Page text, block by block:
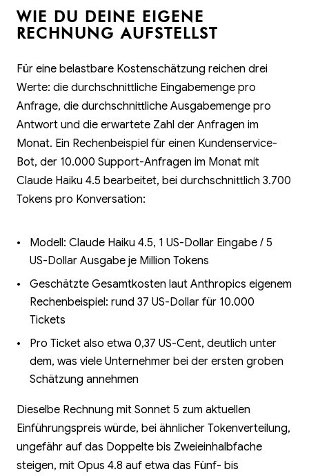
WIE DU DEINE EIGENE
RECHNUNG AUFSTELLST
Für eine belastbare Kostenschätzung reichen drei
Werte: die durchschnittliche Eingabemenge pro
Anfrage, die durchschnittliche Ausgabemenge pro
Antwort und die erwartete Zahl der Anfragen im
Monat. Ein Rechenbeispiel für einen Kundenservice-
Bot, der 10.000 Support-Anfragen im Monat mit
Claude Haiku 4.5 bearbeitet, bei durchschnittlich 3.700
Tokens pro Konversation:
Modell: Claude Haiku 4.5, 1 US-Dollar Eingabe / 5
US-Dollar Ausgabe je Million Tokens
Geschätzte Gesamtkosten laut Anthropics eigenem
Rechenbeispiel: rund 37 US-Dollar für 10.000
Tickets
Pro Ticket also etwa 0,37 US-Cent, deutlich unter
dem, was viele Unternehmer bei der ersten groben
Schätzung annehmen
Dieselbe Rechnung mit Sonnet 5 zum aktuellen
Einführungspreis würde, bei ähnlicher Tokenverteilung,
ungefähr auf das Doppelte bis Zweieinhalbfache
steigen, mit Opus 4.8 auf etwa das Fünf- bis